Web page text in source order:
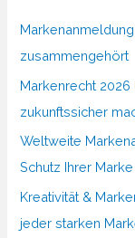
zusammengehört
Markenrecht 2026
zukunftssicher
Weltweite
Schutz Ihrer Marke
Kreativität &
jeder starken